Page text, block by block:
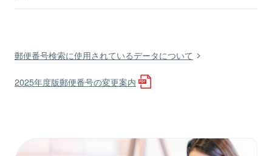
郵便番号検索に使用されているデータについて
2025年度版郵便番号の変更案内